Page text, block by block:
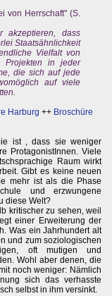
von Herrschaft" (S.
dass
Staatsähnlichkeit
Vielfalt von
Projekten in jeder
die sich auf jede
auf viele
Harburg ++ Broschüre
ist , dass sie weniger
ProtagonistInnen. Viele
Raum wirkt
Gibt es keine neuen
mehr ist als die Phase
und erzwungene
diese Welt?
kritischer zu sehen, weil
einer Erweiterung der
Was ein Jahrhundert alt
und zum soziologischen
oft mutigen und
Wohl aber denen, die
noch weniger: Nämlich
sich das verhasste
selbst in ihm versinkt.